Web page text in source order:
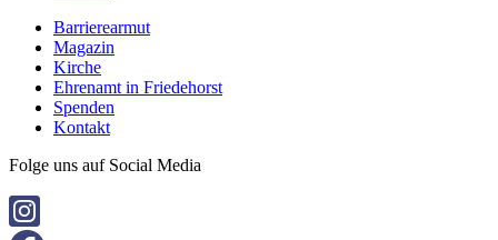
Barrierearmut
Magazin
Kirche
Ehrenamt in Friedehorst
Spenden
Kontakt
Folge uns auf Social Media